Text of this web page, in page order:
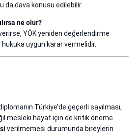
da dava konusu edilebilir.
ne olur?
YÖK yeniden değerlendirme
uygun karar vermelidir.
Türkiye’de geçerli sayılması,
mesleki hayat için de kritik öneme
verilmemesi durumunda bireylerin